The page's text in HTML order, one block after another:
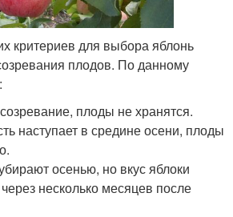
критериев для выбора яблонь
плодов. По данному
плоды не хранятся.
наступает в средине осени, плоды
осенью, но вкус яблоки
несколько месяцев после